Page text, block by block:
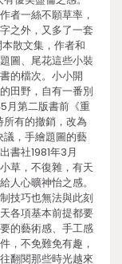
者一絲不願草率，
之外，又多了一套
散文集，作者和
圖、尾花這些小裝
的檔次。小小開
田野，自有一番別
月第二版書前《重
有的撤銷，改為
議，手繪題圖的藝
書社1981年3月
草，不復雜，有天
人心曠神怡之感。
技巧也無法與此刻
各項基本前提都要
的藝術感、手工感
，不免難免有趣，
翻閱那些時光越來